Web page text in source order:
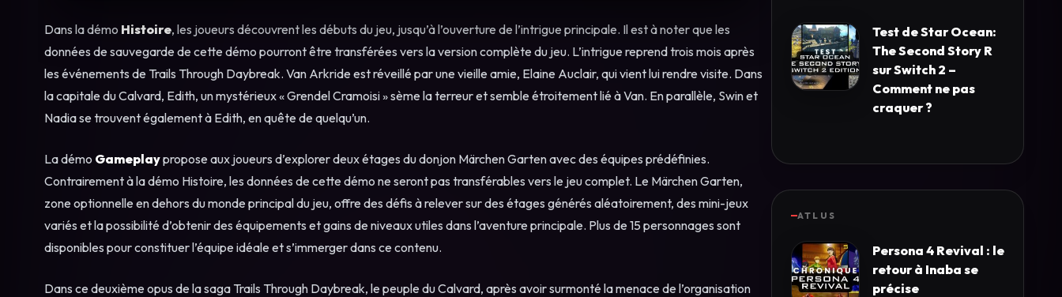
Dans la démo Histoire, les joueurs découvrent les débuts du jeu, jusqu’à l’ouverture de l’intrigue principale. Il est à noter que les
données de sauvegarde de cette démo pourront être transférées vers la version complète du jeu. L’intrigue reprend trois mois après
les événements de Trails Through Daybreak. Van Arkride est réveillé par une vieille amie, Elaine Auclair, qui vient lui rendre visite. Dans
la capitale du Calvard, Edith, un mystérieux « Grendel Cramoisi » sème la terreur et semble étroitement lié à Van. En parallèle, Swin et
Nadia se trouvent également à Edith, en quête de quelqu’un.
La démo Gameplaypropose aux joueurs d’explorer deux étages du donjon Märchen Garten avec des équipes prédéfinies.
Contrairement à la démo Histoire, les données de cette démo ne seront pas transférables vers le jeu complet. Le Märchen Garten,
zone optionnelle en dehors du monde principal du jeu, offre des défis à relever sur des étages générés aléatoirement, des mini-jeux
variés et la possibilité d’obtenir des équipements et gains de niveaux utiles dans l’aventure principale. Plus de 15 personnages sont
disponibles pour constituer l’équipe idéale et s’immerger dans ce contenu.
Dans ce deuxième opus de la saga Trails Through Daybreak, le peuple du Calvard, après avoir surmonté la menace de l’organisation
Test de Star Ocean:
The Second Story R
sur Switch 2 –
Comment ne pas
craquer ?
ATLUS
Persona 4 Revival : le
retour à Inaba se
précise